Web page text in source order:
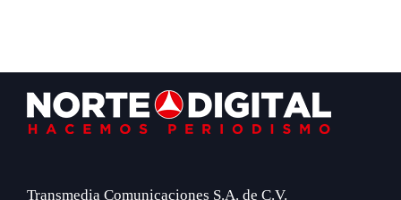
Footer
Transmedia Comunicaciones S.A. de C.V.